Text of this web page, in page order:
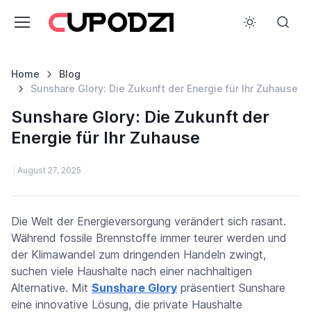
Home
Blog
Sunshare Glory: Die Zukunft der Energie für Ihr Zuhause
Sunshare Glory: Die Zukunft der
Energie für Ihr Zuhause
August 27, 2025
Die Welt der Energieversorgung verändert sich rasant.
Während fossile Brennstoffe immer teurer werden und
der Klimawandel zum dringenden Handeln zwingt,
suchen viele Haushalte nach einer nachhaltigen
Alternative. Mit Sunshare Glory präsentiert Sunshare
eine innovative Lösung, die private Haushalte